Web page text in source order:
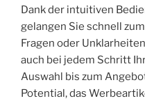
Dank der intuitiven
gelangen Sie schnell
Fragen oder
auch bei jedem Schritt
Auswahl bis zum
Potential, das